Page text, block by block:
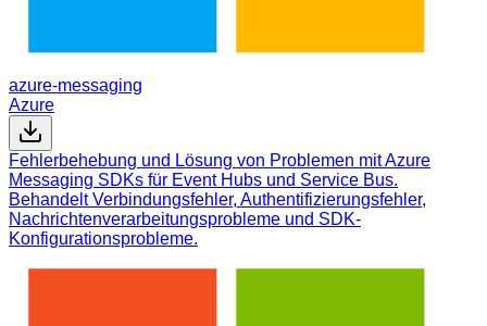
azure-messaging
Azure
Fehlerbehebung und Lösung von Problemen mit Azure
Messaging SDKs für Event Hubs und Service Bus.
Behandelt Verbindungsfehler, Authentifizierungsfehler,
Nachrichtenverarbeitungsprobleme und SDK-
Konfigurationsprobleme.